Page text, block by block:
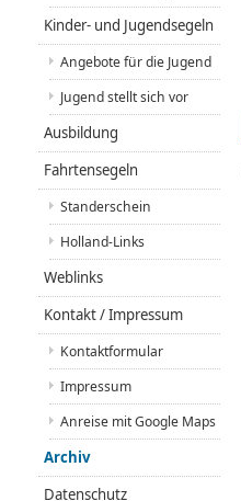
Kinder- und Jugendsegeln
Angebote für die Jugend
Jugend stellt sich vor
Ausbildung
Fahrtensegeln
Standerschein
Holland-Links
Weblinks
Kontakt / Impressum
Kontaktformular
Impressum
Anreise mit Google Maps
Archiv
Datenschutz